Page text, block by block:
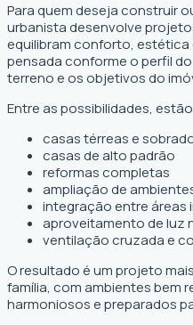
Para quem deseja construir
urbanista desenvolve
equilibram conforto, estética
pensada conforme o perfil
terreno e os objetivos do
Entre as possibilidades,
casas térreas e
casas de alto padrão
reformas completas
ampliação de
integração entre áreas
aproveitamento de luz
ventilação cruzada e
O resultado é um projeto
família, com ambientes bem
harmoniosos e preparados